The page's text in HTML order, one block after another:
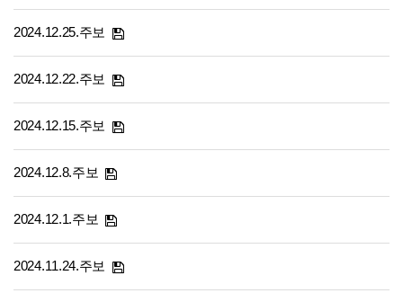
2024.12.25.주보
2024.12.22.주보
2024.12.15.주보
2024.12.8.주보
2024.12.1.주보
2024.11.24.주보